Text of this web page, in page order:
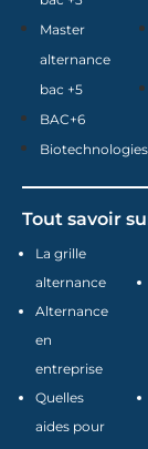
Master
alternance
bac +5
BAC+6
Biotechnologies
Tout savoir
La grille
alternance
Alternance
en
entreprise
Quelles
aides pour